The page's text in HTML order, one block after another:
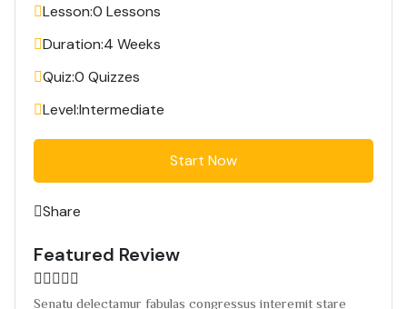
Lesson:0 Lessons
Duration:4 Weeks
Quiz:0 Quizzes
Level:Intermediate
Start Now
Share
Featured Review
Senatu delectamur fabulas congressus interemit stare